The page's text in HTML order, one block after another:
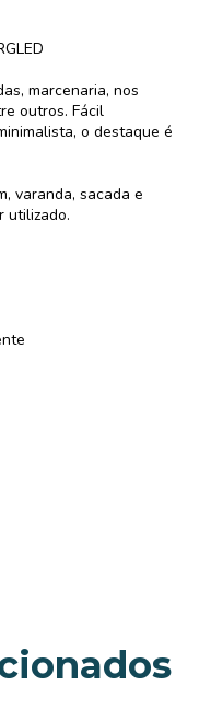
marcenaria, nos
outros. Fácil
o destaque é
varanda, sacada e
utilizado.